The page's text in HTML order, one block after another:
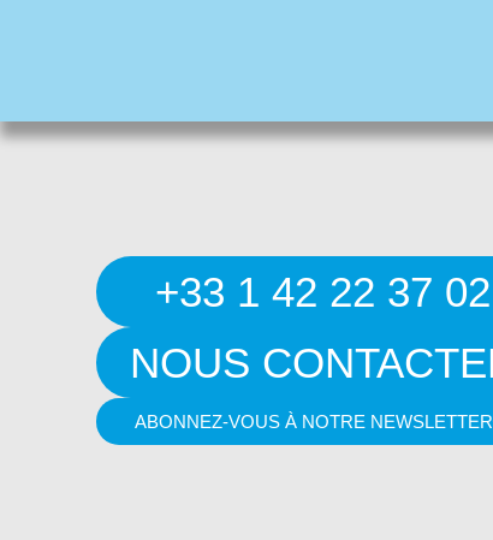
+33 1 42 22 37 02
NOUS
ABONNEZ-VOUS À NOTRE NEWSLETTER